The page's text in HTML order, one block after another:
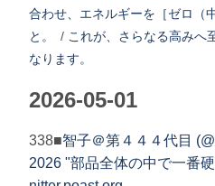
合わせ、エネルギーを［ゼロ（
と。
/ これが、さらなる高みへ
なります。
2026-05-01
338■智子＠第４４４代目
2026 "部品全体の中で一番